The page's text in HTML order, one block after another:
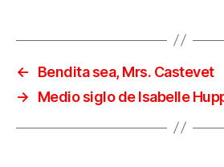
←
Bendita sea, Mrs. Castevet
→
Medio siglo de Isabelle